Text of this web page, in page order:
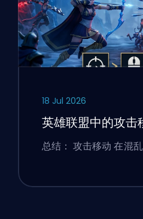
18 Jul 2026
英雄联盟中的攻击
总结： 攻击移动 在混